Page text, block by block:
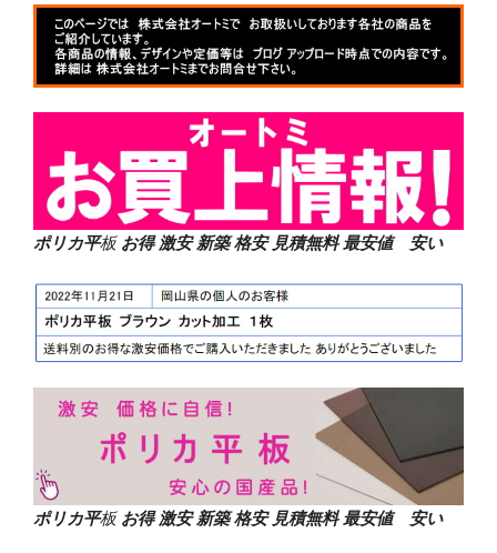
ポリカ平板 お得 激安 新築 格安 見積無料 最安値 安い
ポリカ平板 お得 激安 新築 格安 見積無料 最安値 安い